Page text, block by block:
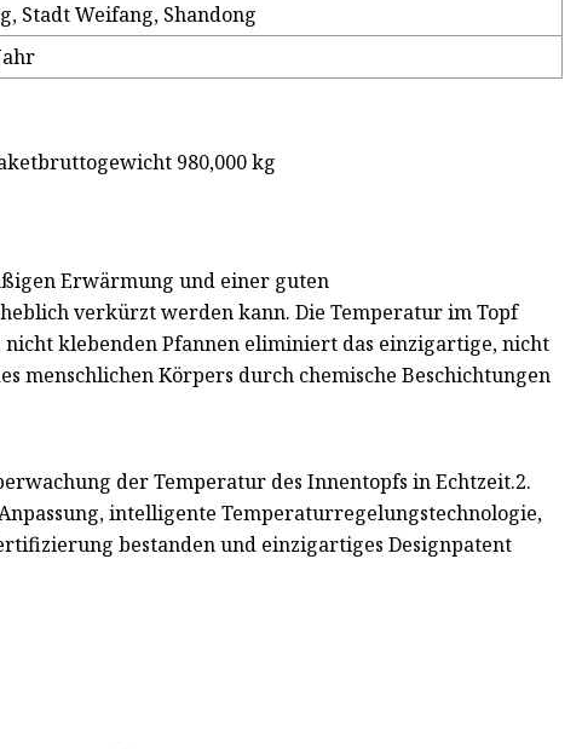
Stadt Weifang, Shandong
980,000 kg
Erwärmung und einer guten
verkürzt werden kann. Die Temperatur im Topf
klebenden Pfannen eliminiert das einzigartige, nicht
menschlichen Körpers durch chemische Beschichtungen
der Temperatur des Innentopfs in Echtzeit.2.
intelligente Temperaturregelungstechnologie,
bestanden und einzigartiges Designpatent